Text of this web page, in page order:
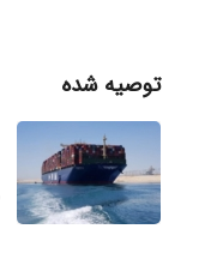
توصیه شده